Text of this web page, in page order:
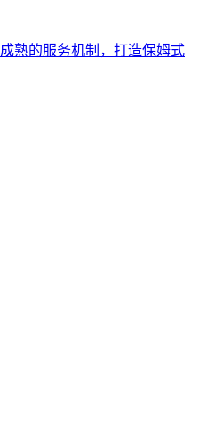
熟的服务机制，打造保姆式